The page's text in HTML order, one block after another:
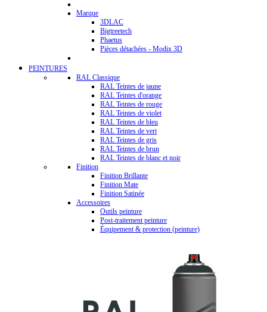
Marque
3DLAC
Bigtreetech
Phaetus
Pièces détachées - Modix 3D
PEINTURES
RAL Classique
RAL Teintes de jaune
RAL Teintes d'orange
RAL Teintes de rouge
RAL Teintes de violet
RAL Teintes de bleu
RAL Teintes de vert
RAL Teintes de gris
RAL Teintes de brun
RAL Teintes de blanc et noir
Finition
Finition Brillante
Finition Mate
Finition Satinée
Accessoires
Outils peinture
Post-traitement peinture
Équipement & protection (peinture)